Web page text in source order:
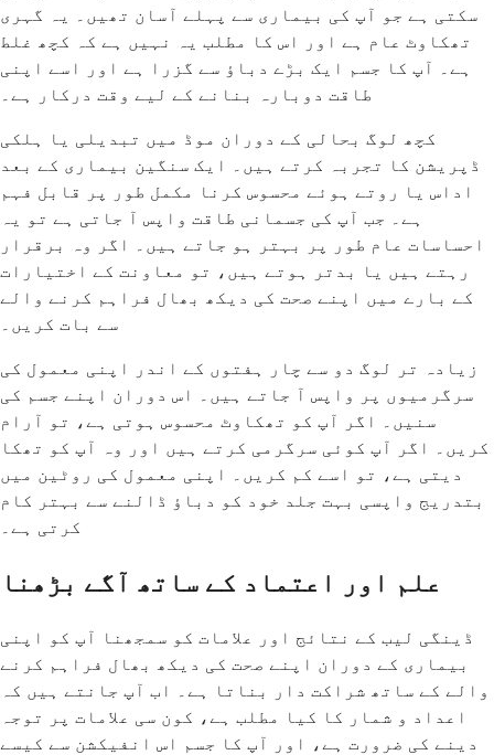
سکتی ہے جو آپ کی بیماری سے پہلے آسان تھیں۔ یہ گہری
تھکاوٹ عام ہے اور اس کا مطلب یہ نہیں ہے کہ کچھ غلط
ہے۔ آپ کا جسم ایک بڑے دباؤ سے گزرا ہے اور اسے اپنی
طاقت دوبارہ بنانے کے لیے وقت درکار ہے۔
کچھ لوگ بحالی کے دوران موڈ میں تبدیلی یا ہلکی
ڈپریشن کا تجربہ کرتے ہیں۔ ایک سنگین بیماری کے بعد
اداس یا روتے ہوئے محسوس کرنا مکمل طور پر قابل فہم
ہے۔ جب آپ کی جسمانی طاقت واپس آ جاتی ہے تو یہ
احساسات عام طور پر بہتر ہو جاتے ہیں۔ اگر وہ برقرار
رہتے ہیں یا بدتر ہوتے ہیں، تو معاونت کے اختیارات
کے بارے میں اپنے صحت کی دیکھ بھال فراہم کرنے والے
سے بات کریں۔
زیادہ تر لوگ دو سے چار ہفتوں کے اندر اپنی معمول کی
سرگرمیوں پر واپس آ جاتے ہیں۔ اس دوران اپنے جسم کی
سنیں۔ اگر آپ کو تھکاوٹ محسوس ہوتی ہے، تو آرام
کریں۔ اگر آپ کوئی سرگرمی کرتے ہیں اور وہ آپ کو تھکا
دیتی ہے، تو اسے کم کریں۔ اپنی معمول کی روٹین میں
بتدریج واپسی بہت جلد خود کو دباؤ ڈالنے سے بہتر کام
کرتی ہے۔
علم اور اعتماد کے ساتھ آگے بڑھنا
ڈینگی لیب کے نتائج اور علامات کو سمجھنا آپ کو اپنی
بیماری کے دوران اپنے صحت کی دیکھ بھال فراہم کرنے
والے کے ساتھ شراکت دار بناتا ہے۔ اب آپ جانتے ہیں کہ
اعداد و شمار کا کیا مطلب ہے، کون سی علامات پر توجہ
دینے کی ضرورت ہے، اور آپ کا جسم اس انفیکشن سے کیسے